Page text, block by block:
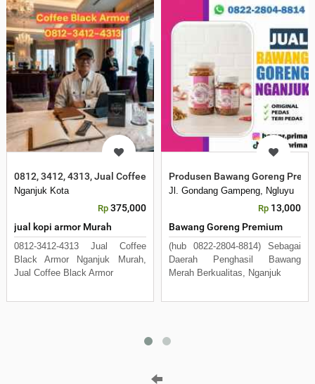
0812, 3412, 4313, Jual Coffee Black Armor Nganjuk Murah
Nganjuk Kota
Rp 375,000
jual kopi armor Murah
0812-3412-4313 Jual Coffee
Black Armor Nganjuk Murah,
Jual Coffee Black Armor
Produsen Bawang Goreng
Jl. Gondang Gampeng, Ngluyu
Rp 13,000
Bawang Goreng Premium
(hub 0822-2804-8814) Sebagai
Daerah Penghasil Bawang
Merah Berkualitas, Nganjuk